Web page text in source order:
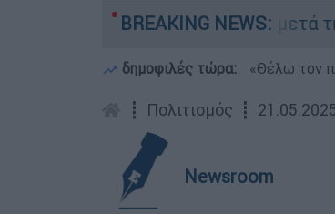
BREAKING NEWS:
Πόρτο Γερμανό μετά τη φωτιά -
δημοφιλές τώρα: «Θέλω τον
┋ Πολιτισμός ┋
Newsroom